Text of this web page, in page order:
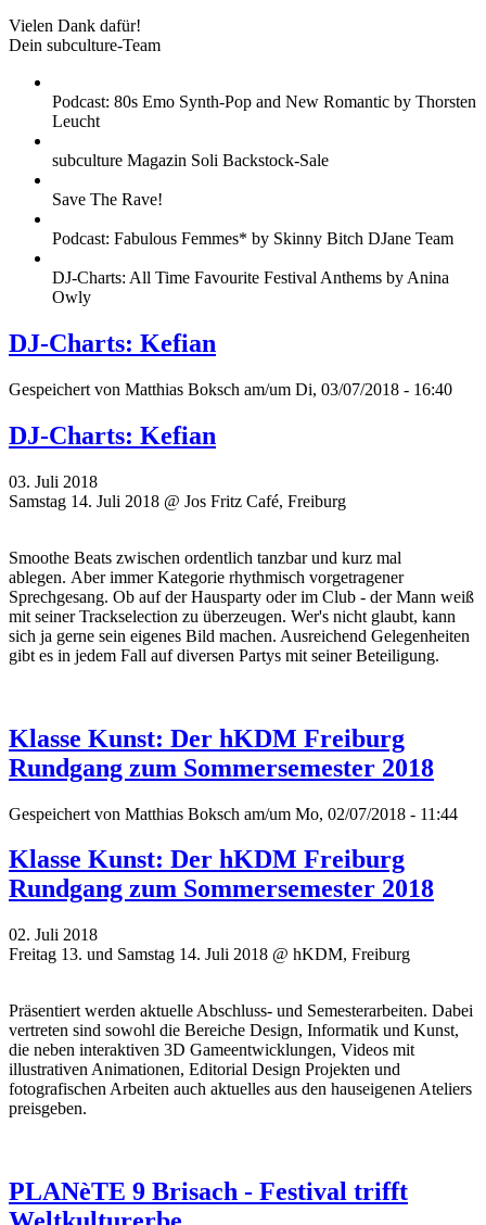
Vielen Dank dafür!
Dein subculture-Team
Podcast: 80s Emo Synth-Pop and New Romantic by Thorsten
Leucht
subculture Magazin Soli Backstock-Sale
Save The Rave!
Podcast: Fabulous Femmes* by Skinny Bitch DJane Team
DJ-Charts: All Time Favourite Festival Anthems by Anina
Owly
DJ-Charts: Kefian
Gespeichert von Matthias Boksch am/um Di, 03/07/2018 - 16:40
DJ-Charts: Kefian
03. Juli 2018
Samstag 14. Juli 2018 @ Jos Fritz Café, Freiburg
Smoothe Beats zwischen ordentlich tanzbar und kurz mal
ablegen. Aber immer Kategorie rhythmisch vorgetragener
Sprechgesang. Ob auf der Hausparty oder im Club - der Mann weiß
mit seiner Trackselection zu überzeugen. Wer's nicht glaubt, kann
sich ja gerne sein eigenes Bild machen. Ausreichend Gelegenheiten
gibt es in jedem Fall auf diversen Partys mit seiner Beteiligung.
Klasse Kunst: Der hKDM Freiburg
Rundgang zum Sommersemester 2018
Gespeichert von Matthias Boksch am/um Mo, 02/07/2018 - 11:44
Klasse Kunst: Der hKDM Freiburg
Rundgang zum Sommersemester 2018
02. Juli 2018
Freitag 13. und Samstag 14. Juli 2018 @ hKDM, Freiburg
Präsentiert werden aktuelle Abschluss- und Semesterarbeiten. Dabei
vertreten sind sowohl die Bereiche Design, Informatik und Kunst,
die neben interaktiven 3D Gameentwicklungen, Videos mit
illustrativen Animationen, Editorial Design Projekten und
fotografischen Arbeiten auch aktuelles aus den hauseigenen Ateliers
preisgeben.
PLANèTE 9 Brisach - Festival trifft